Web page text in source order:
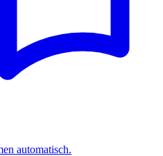
automatisch.